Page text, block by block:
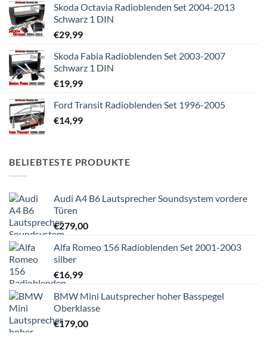
Skoda Octavia Radioblenden Set 2004-2013
Schwarz 1 DIN
€29,99
Skoda Fabia Radioblenden Set 2003-2007
Schwarz 1 DIN
€19,99
Ford Transit Radioblenden Set 1996-2005
€14,99
BELIEBTESTE PRODUKTE
Audi A4 B6 Lautsprecher Soundsystem vordere
Türen
€279,00
Alfa Romeo 156 Radioblenden Set 2001-2003
silber
€16,99
BMW Mini Lautsprecher hoher Basspegel
Oberklasse
€179,00